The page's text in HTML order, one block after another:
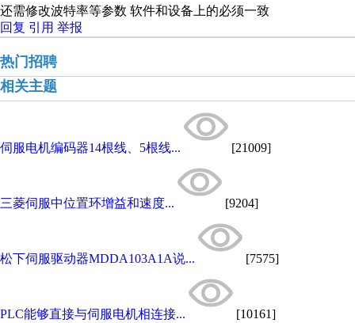
还需修改波特率等参数 软件和设备上的必须一致
回复 引用 举报
热门招聘
相关主题
伺服电机编码器14根线、5根线... [21009]
三菱伺服中位置环增益和速度... [9204]
松下伺服驱动器MDDA103A1A说... [7575]
PLC能够直接与伺服电机相连接... [10161]